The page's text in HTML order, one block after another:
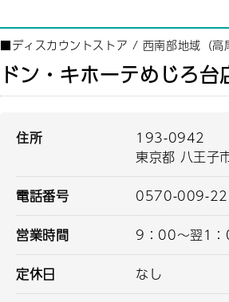
■ディスカウントストア / 西南部地域（高
ドン・キホーテめじろ台
住所
193-0942
東京都 八王
電話番号
0570-009-
営業時間
9：00～翌1
定休日
なし